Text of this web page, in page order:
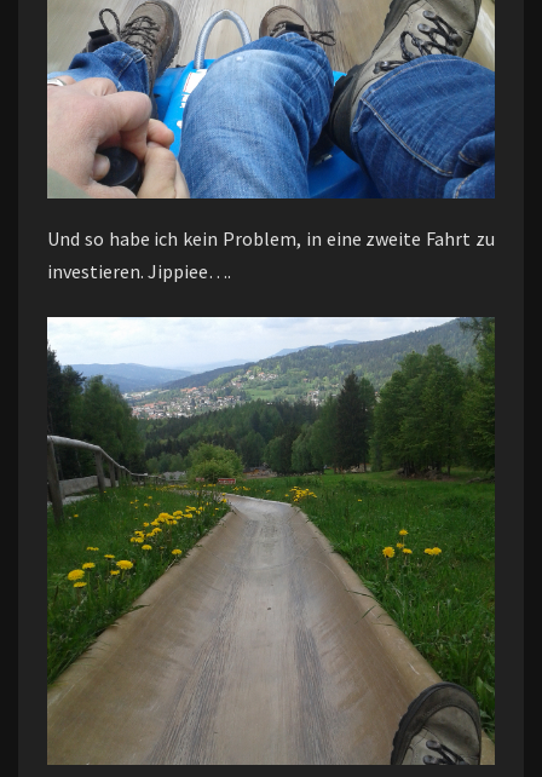
Und so habe ich kein Problem, in eine zweite Fahrt zu
investieren. Jippiee….